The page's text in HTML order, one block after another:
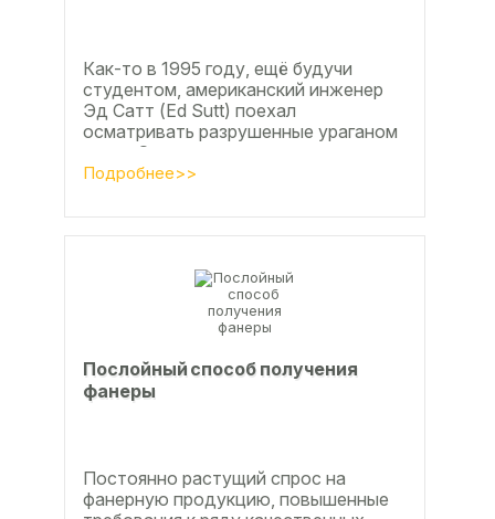
Как-то в 1995 году, ещё будучи
студентом, американский инженер
Эд Сатт (Ed Sutt) поехал
осматривать разрушенные ураганом
дома. Он удивился, что ударов
стихии в большинстве случаев не...
Подробнее>>
Послойный способ получения
фанеры
Постоянно растущий спрос на
фанерную продукцию, повышенные